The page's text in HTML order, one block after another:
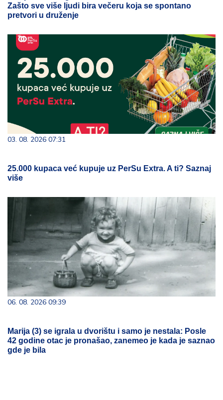
Zašto sve više ljudi bira večeru koja se spontano
pretvori u druženje
03. 08. 2026 07:31
25.000 kupaca već kupuje uz PerSu Extra. A ti? Saznaj
više
06. 08. 2026 09:39
Marija (3) se igrala u dvorištu i samo je nestala: Posle
42 godine otac je pronašao, zanemeo je kada je saznao
gde je bila